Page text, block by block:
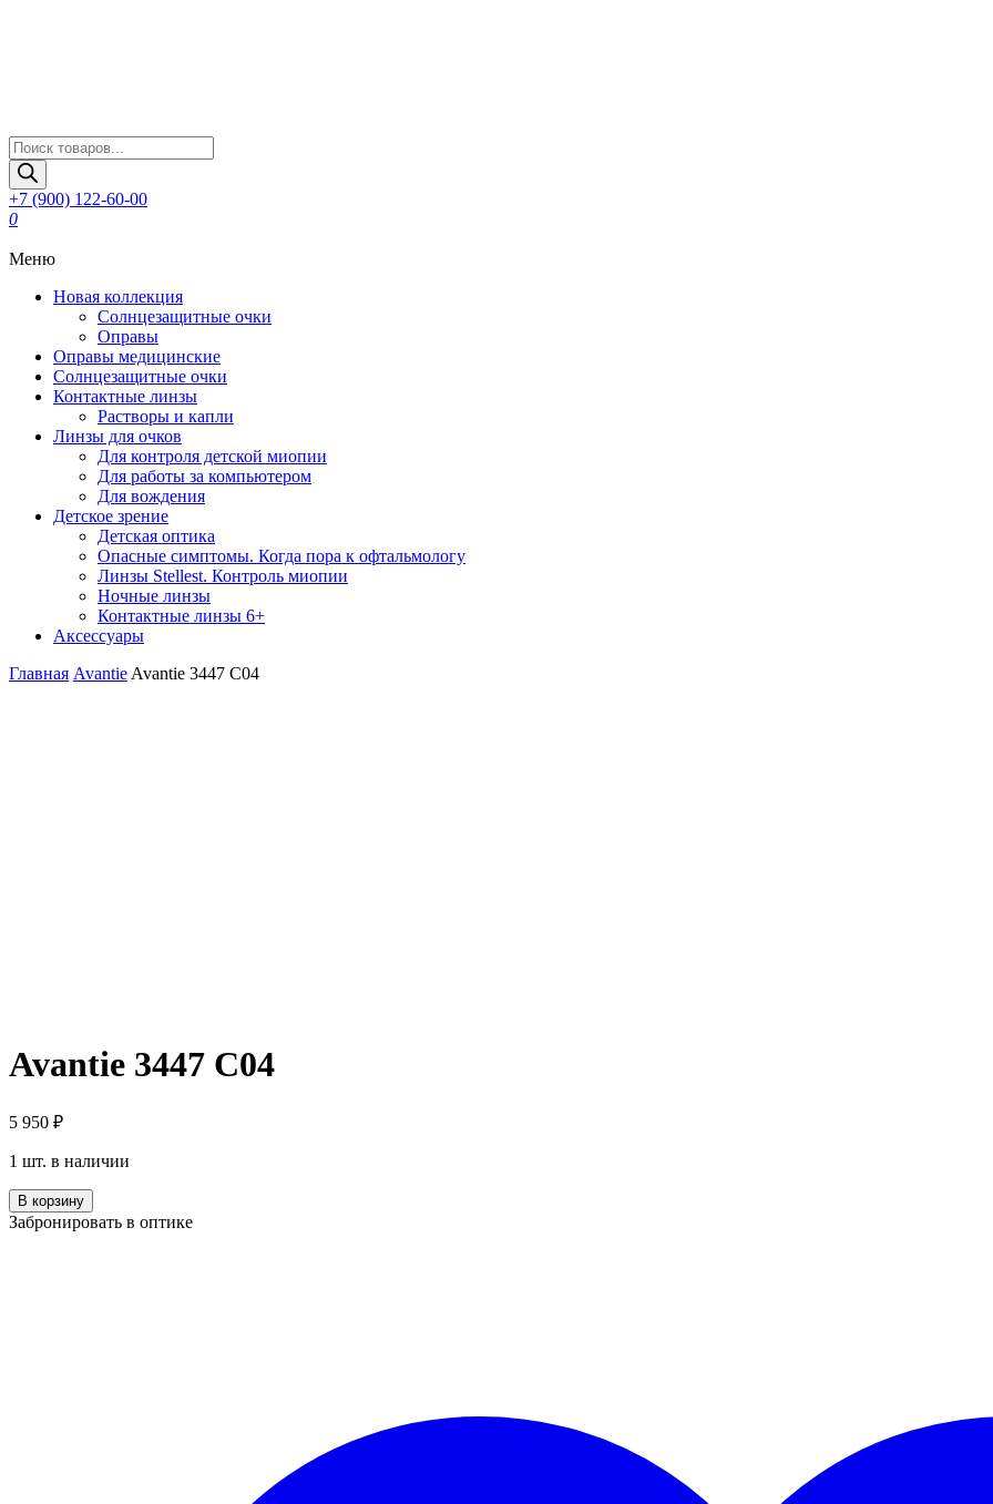
Поиск
товаров
+7 (900) 122-60-00
0
Меню
Новая коллекция
Солнцезащитные очки
Оправы
Оправы медицинские
Солнцезащитные очки
Контактные линзы
Растворы и капли
Линзы для очков
Для контроля детской миопии
Для работы за компьютером
Для вождения
Детское зрение
Детская оптика
Опасные симптомы. Когда пора к офтальмологу
Линзы Stellest. Контроль миопии
Ночные линзы
Контактные линзы 6+
Аксессуары
Главная Avantie Avantie 3447 С04
Avantie 3447 С04
5 950 ₽
1 шт. в наличии
Количество
Avantie
3447
В корзину
Забронировать в оптике